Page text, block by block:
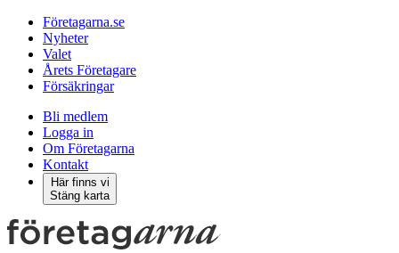
Företagarna.se
Nyheter
Valet
Årets Företagare
Försäkringar
Bli medlem
Logga in
Om Företagarna
Kontakt
Här finns vi
Stäng karta